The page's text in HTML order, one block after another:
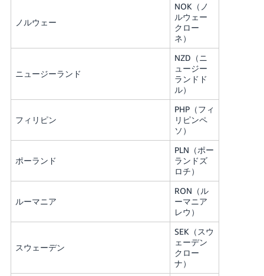
ノルウェー
NOK（ノ
ルウェー
クロー
ネ）
ニュージーランド
NZD（ニ
ュージー
ランドド
ル）
フィリピン
PHP（フィ
リピンペ
ソ）
ポーランド
PLN（ポー
ランドズ
ロチ）
ルーマニア
RON（ル
ーマニア
レウ）
スウェーデン
SEK（スウ
ェーデン
クロー
ナ）